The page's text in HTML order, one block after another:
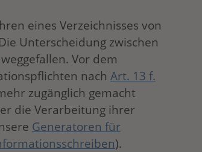
eines Verzeichnisses von
Unterscheidung zwischen
Vor dem
nach Art. 13 f.
zugänglich gemacht
die Verarbeitung ihrer
Generatoren für
).